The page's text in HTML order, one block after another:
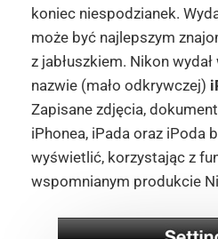
koniec niespodzianek.
może być najlepszym
z jabłuszkiem. Nikon
nazwie (mało odkrywczej)
Zapisane zdjęcia,
iPhonea, iPada oraz iPoda
wyświetlić, korzystając z
wspomnianym produkcie